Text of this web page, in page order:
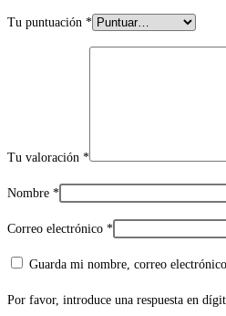
Tu puntuación *
Tu valoración *
Nombre *
Correo electrónico *
Guarda mi nombre, correo
Por favor, introduce una respuesta en